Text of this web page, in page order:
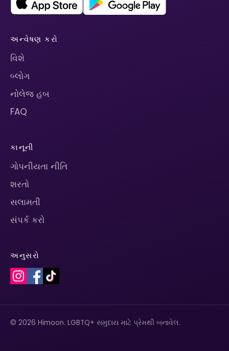
અન્વેષણ કરો
વિશે
બ્લોગ
નોલેજ હબ
FAQ
કાનૂની
ગોપનીયતા નીતિ
શરતો
સલામતી
સંપર્ક કરો
અનુસરો
© 2026 Himoon. LGBTQ+ સમુદાય માટે પ્રેમથી બનાવેલ.